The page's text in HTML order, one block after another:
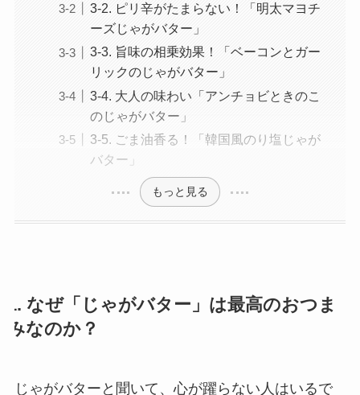
3-2. ピリ辛がたまらない！「明太マヨチ
ーズじゃがバター」
3-3. 旨味の相乗効果！「ベーコンとガー
リックのじゃがバター」
3-4. 大人の味わい「アンチョビときのこ
のじゃがバター」
3-5. ごま油香る！「韓国風のり塩じゃが
バター」
もっと見る
1. なぜ「じゃがバター」は最高のおつま
みなのか？
じゃがバターと聞いて、心が躍らない人はいるで